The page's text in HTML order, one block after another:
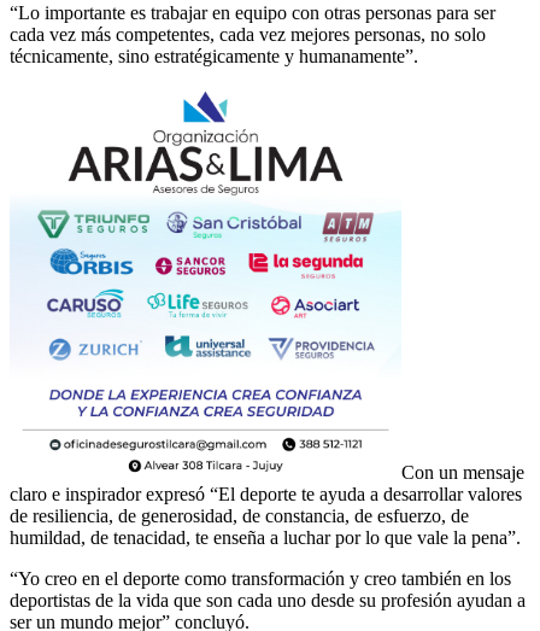
“Lo importante es trabajar en equipo con otras personas para ser
cada vez más competentes, cada vez mejores personas, no solo
técnicamente, sino estratégicamente y humanamente”.
Con un mensaje
claro e inspirador expresó “El deporte te ayuda a desarrollar valores
de resiliencia, de generosidad, de constancia, de esfuerzo, de
humildad, de tenacidad, te enseña a luchar por lo que vale la pena”.
“Yo creo en el deporte como transformación y creo también en los
deportistas de la vida que son cada uno desde su profesión ayudan a
ser un mundo mejor” concluyó.